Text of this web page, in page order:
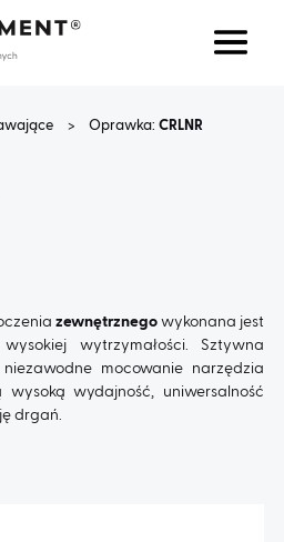
> Oprawka:CRLNR
zewnętrznegowykonana jest
wytrzymałości. Sztywna
mocowanie narzędzia
wydajność, uniwersalność
drgań.